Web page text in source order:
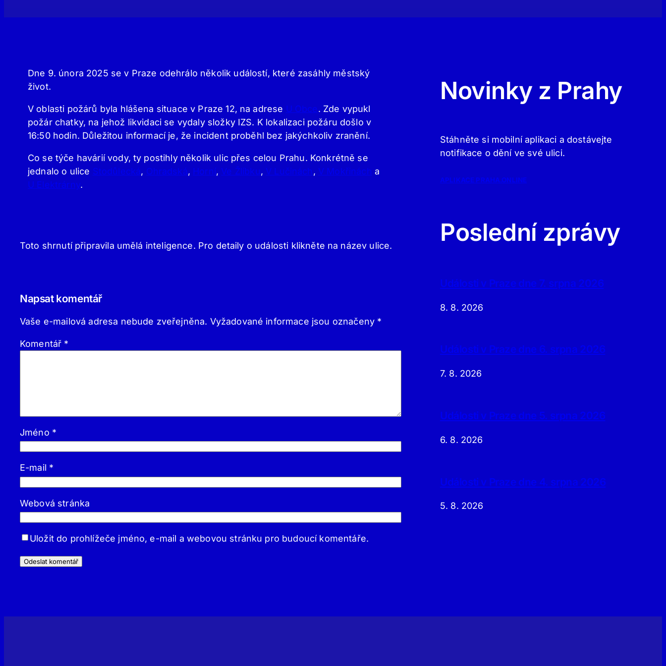
Dne 9. února 2025 se v Praze odehrálo několik událostí, které zasáhly městský
život.
V oblasti požárů byla hlášena situace v Praze 12, na adrese U Obce. Zde vypukl
požár chatky, na jehož likvidaci se vydaly složky IZS. K lokalizaci požáru došlo v
16:50 hodin. Důležitou informací je, že incident proběhl bez jakýchkoliv zranění.
Co se týče havárií vody, ty postihly několik ulic přes celou Prahu. Konkrétně se
jednalo o ulice Stodůlecká, Ohradská, Horní, Ve Žlíbku, V Lučinách, V Mokřinách a
U Elektrárny.
Toto shrnutí připravila umělá inteligence. Pro detaily o události klikněte na název ulice.
Napsat komentář
Vaše e-mailová adresa nebude zveřejněna. Vyžadované informace jsou označeny *
Komentář *
Jméno *
E-mail *
Webová stránka
Uložit do prohlížeče jméno, e-mail a webovou stránku pro budoucí komentáře.
Novinky z Prahy
Stáhněte si mobilní aplikaci a dostávejte
notifikace o dění ve své ulici.
APLIKACE PRAHA.ONLINE
Poslední zprávy
Události v Praze dne 7. srpna 2026
8. 8. 2026
Události v Praze dne 6. srpna 2026
7. 8. 2026
Události v Praze dne 5. srpna 2026
6. 8. 2026
Události v Praze dne 4. srpna 2026
5. 8. 2026